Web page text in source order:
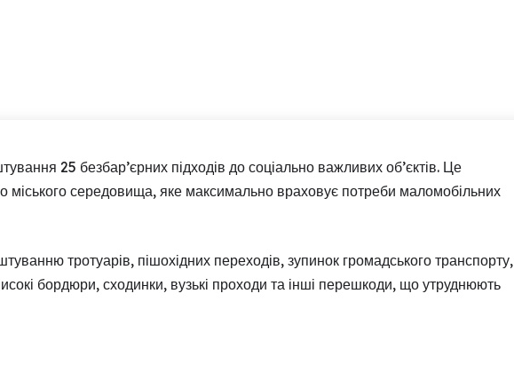
25 безбар’єрних підходів до соціально важливих об’єктів. Це
міського середовища, яке максимально враховує потреби маломобільних
тротуарів, пішохідних переходів, зупинок громадського транспорту,
бордюри, сходинки, вузькі проходи та інші перешкоди, що утруднюють